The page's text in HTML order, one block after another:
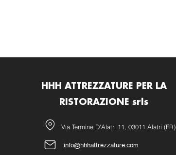
HHH ATTREZZATURE PER LA
RISTORAZIONE srls
Via Termine D'Alatri 11, 03011 Alatri (FR)
info@hhhattrezzature.com